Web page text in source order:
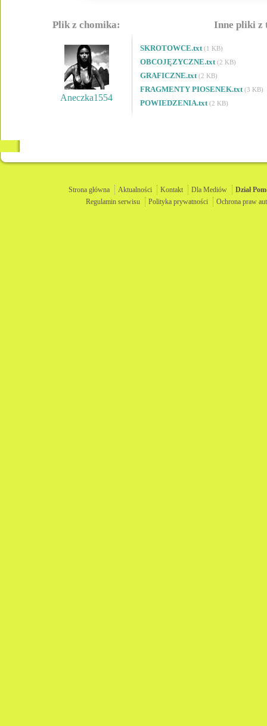
Plik z chomika:
Aneczka1554
Inne pliki z
SKROTOWCE.txt (1 KB)
OBCOJĘZYCZNE.txt (2 KB)
GRAFICZNE.txt (2 KB)
FRAGMENTY PIOSENEK.txt (3 KB)
POWIEDZENIA.txt (2 KB)
Strona główna Aktualności Kontakt Dla Mediów Dział
Regulamin serwisu
Polityka prywatności Ochrona praw